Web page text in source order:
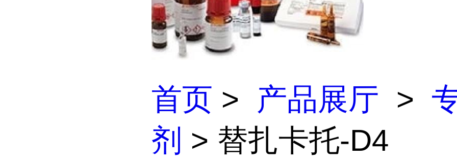
首页 > 产品展厅 >
剂 > 替扎卡托-D4